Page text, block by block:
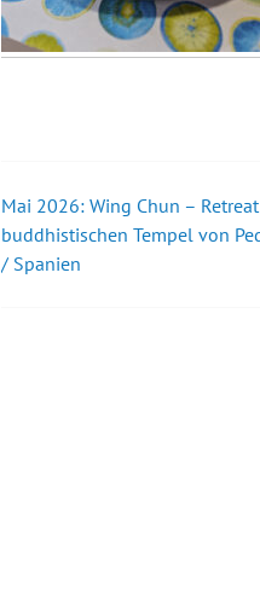
Beitrags-
Navigation
Mai 2026: Wing Chun –
buddhistischen Tempel von
/ Spanien